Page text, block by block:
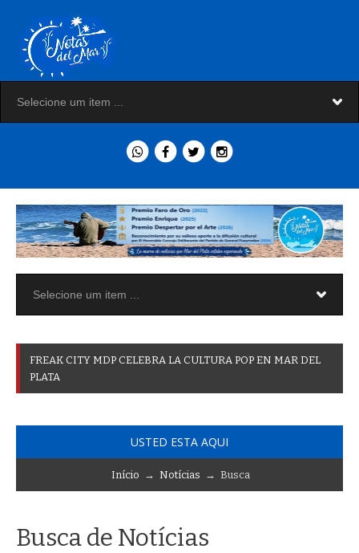
FREAK CITY MDP CELEBRA LA CULTURA POP EN MAR DEL
PLATA
USTED ESTA AQUI
Início → Notícias → Busca
Busca de Notícias